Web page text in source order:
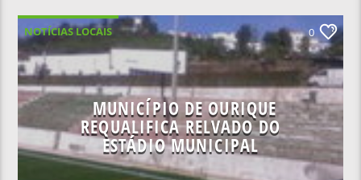
NOTÍCIAS LOCAIS 0
MUNICÍPIO DE OURIQUE
REQUALIFICA RELVADO DO
ESTÁDIO MUNICIPAL